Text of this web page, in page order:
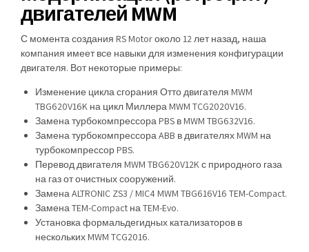
двигателей MWM
С момента создания RS Motor около 12 лет назад, наша
компания имеет все навыки для изменения конфигурации
двигателя. Вот некоторые примеры:
Изменение цикла сгорания Отто двигателя MWM
TBG620V16K на цикл Миллера MWM TCG2020V16.
Замена турбокомпрессора PBS в MWM TBG632V16.
Замена турбокомпрессора ABB в двигателях MWM на
турбокомпрессор PBS.
Перевод двигателя MWM TBG620V12K с природного газа
на газ от очистных сооружений.
Замена ALTRONIC ZS3 / MIC4 MWM TBG616V16 TEM-Compact.
Замена TEM-Compact на TEM-Evo.
Установка формальдегидных катализаторов в
нескольких MWM TCG2016.